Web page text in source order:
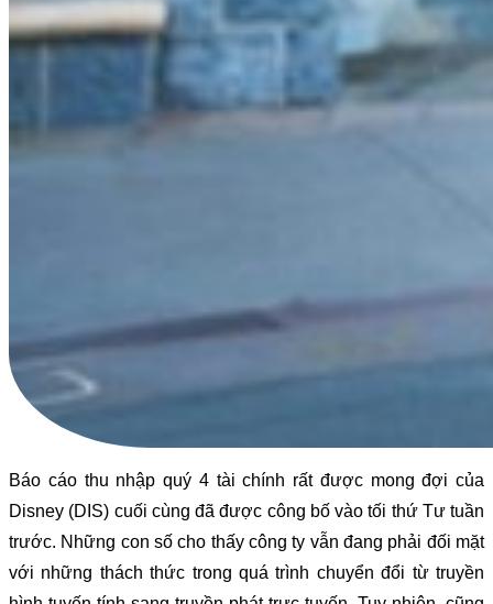
Báo cáo thu nhập quý 4 tài chính rất được mong đợi của
Disney (DIS) cuối cùng đã được công bố vào tối thứ Tư tuần
trước. Những con số cho thấy công ty vẫn đang phải đối mặt
với những thách thức trong quá trình chuyển đổi từ truyền